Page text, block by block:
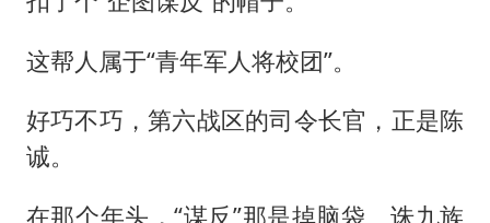
这帮人属于“青年军人将校团”。
好巧不巧，第六战区的司令长官，正是陈
诚。
在那个年头，“谋反”那是掉脑袋、诛九族